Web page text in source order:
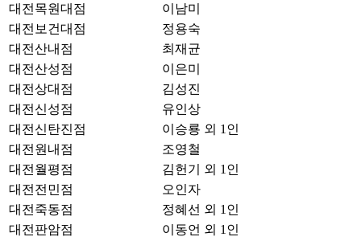
대전목원대점
이남미
대전보건대점
정용숙
대전산내점
최재균
대전산성점
이은미
대전상대점
김성진
대전신성점
유인상
대전신탄진점
이승룡 외 1인
대전원내점
조영철
대전월평점
김헌기 외 1인
대전전민점
오인자
대전죽동점
정혜선 외 1인
대전판암점
이동언 외 1인